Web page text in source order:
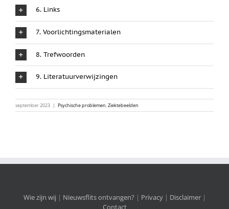
6. Links
7. Voorlichtingsmaterialen
8. Trefwoorden
9. Literatuurverwijzingen
september 2023 | Psychische problemen,Ziektebeelden
Wie zijn wij | Nieuwsflits ontvangen? | Privacy| Disclaimer|
Contact